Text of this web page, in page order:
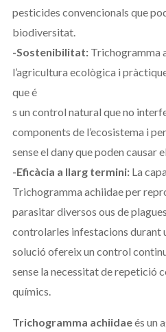
pesticides convencionals que
biodiversitat.
-Sostenibilitat: Trichogramma
l’agricultura ecològica i
que é
s un control natural que no
components de l’ecosistema i
sense el dany que poden causar
-Eficàcia a llarg termini: La
Trichogramma achiidae per
parasitar diversos ous de
controlarles infestacions durant
solució ofereix un control
sense la necessitat de repetició
químics.
Trichogramma achiidaeés un